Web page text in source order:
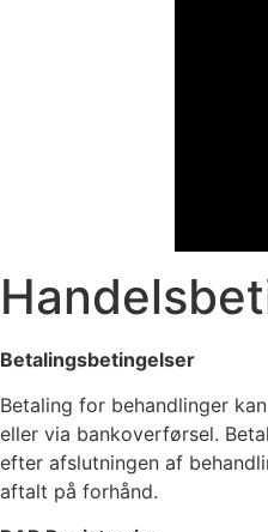
Betalingsbetingelser
Betaling for behandlinger
eller via bankoverførsel.
efter afslutningen af
aftalt på forhånd.